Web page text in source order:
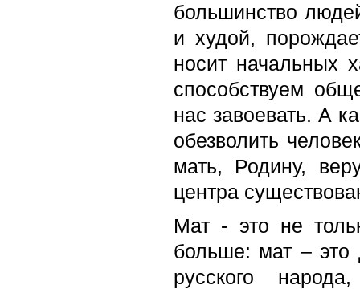
большинство
и худой,
носит начальных
способствуем
нас завоевать. А
обезволить
мать, Родину,
центра
Мат - это не
больше: мат – это
русского